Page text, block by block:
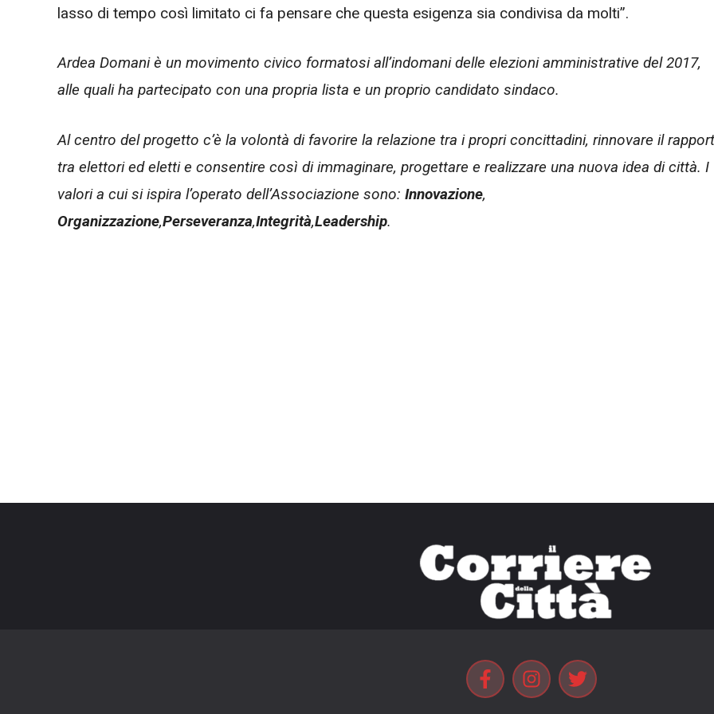
lasso di tempo così limitato ci fa pensare che questa esigenza sia condivisa da molti”.
Ardea Domani è un movimento civico formatosi all’indomani delle elezioni amministrative del 2017,
alle quali ha partecipato con una propria lista e un proprio candidato sindaco.
Al centro del progetto c’è la volontà di favorire la relazione tra i propri concittadini, rinnovare il
tra elettori ed eletti e consentire così di immaginare, progettare e realizzare una nuova idea di città. I
valori a cui si ispira l’operato dell’Associazione sono: Innovazione,
Organizzazione,Perseveranza,Integrità,Leadership.